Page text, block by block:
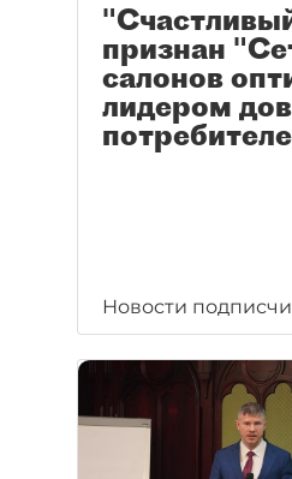
признан
салонов
лидером
Новости